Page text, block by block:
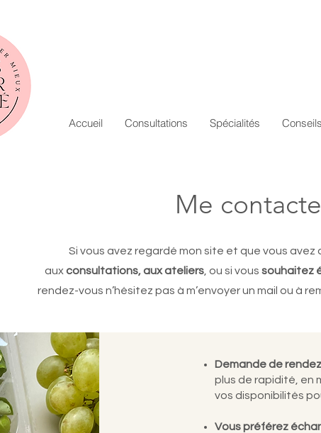
Accueil Consultations Spécialités
Me
Si vous avez regardé mon site et que vous
aux consultations, aux ateliers, ou si vous souhaitez
rendez-vous n’hésitez pas à m’envoyer un mail ou à
Demande de
plus de rapidité, en
vos disponibilités
Vous préférez